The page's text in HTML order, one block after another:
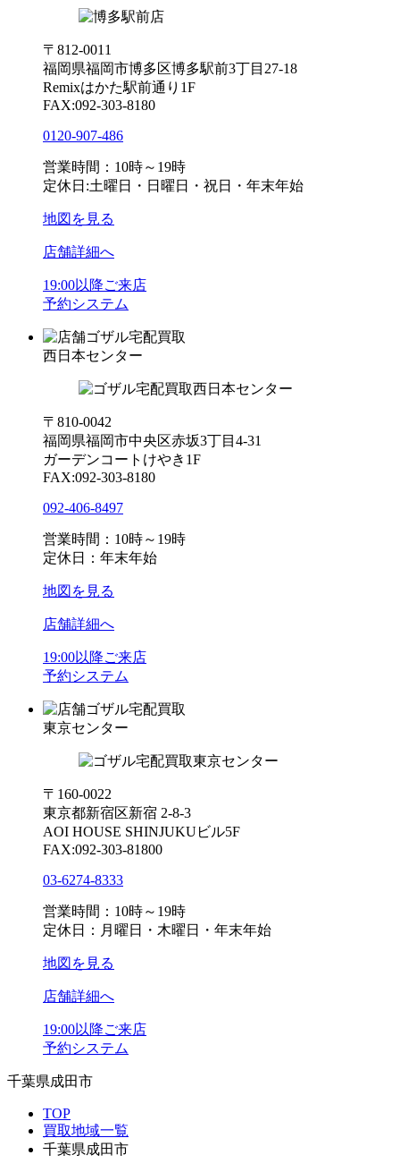
〒812-0011
福岡県福岡市博多区博多駅前3丁目27-18
Remixはかた駅前通り1F
FAX:092-303-8180
0120-907-486
営業時間：10時～19時
定休日:土曜日・日曜日・祝日・年末年始
地図を見る
店舗詳細へ
19:00以降ご来店
予約システム
ゴザル宅配買取
西日本センター
〒810-0042
福岡県福岡市中央区赤坂3丁目4-31
ガーデンコートけやき1F
FAX:092-303-8180
092-406-8497
営業時間：10時～19時
定休日：年末年始
地図を見る
店舗詳細へ
19:00以降ご来店
予約システム
ゴザル宅配買取
東京センター
〒160-0022
東京都新宿区新宿 2-8-3
AOI HOUSE SHINJUKUビル5F
FAX:092-303-81800
03-6274-8333
営業時間：10時～19時
定休日：月曜日・木曜日・年末年始
地図を見る
店舗詳細へ
19:00以降ご来店
予約システム
千葉県成田市
TOP
買取地域一覧
千葉県成田市